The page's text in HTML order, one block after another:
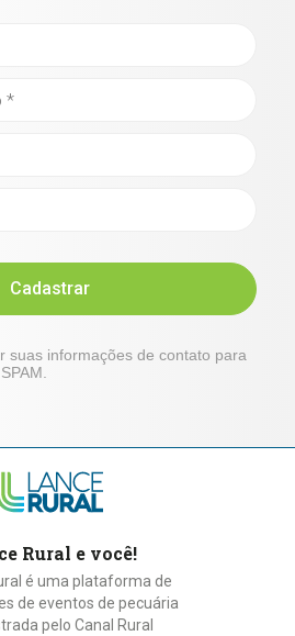
Cadastrar
suas informações de contato para
Rural e você!
é uma plataforma de
de eventos de pecuária
pelo Canal Rural